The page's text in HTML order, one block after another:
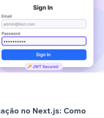
no Next.js: Como